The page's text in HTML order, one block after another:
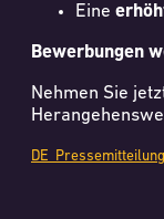
Eine
Bewerbungen
Nehmen Sie